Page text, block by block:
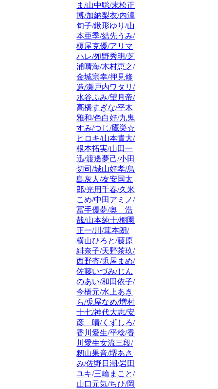
ま/山中聡/末松正
博/加納梨衣/内澤
旬子/鍬形ゆり/山
本亜季/結先うみ/
榎屋克優/アリマ
ハレ/夘野秀明/芝
浦晴海/木村恵之/
金城宗幸/押見修
造/瀬戸内ワタリ/
水谷ふみ/望月帝/
高橋すぎな/平木
雅和/色白好/九鬼
すみ/つじ/鷹巣☆
ヒロキ/山本貴大/
根本拓実/山田一
迅/渡邊夢己/小田
切司/城山好孝/鳥
島灰人/友安国太
郎/光用千春/久米
こめ/中田アミノ/
冨手優夢/奥 浩
哉/山本純士/棚園
正一/川/茸本朗/
横山ひろと/藤原
緋奈子/天野茶玖/
西野杏/兎屋まめ/
佐藤いづみ/じん
のあい/和田依子/
今橋元/水上あき
ら/兎屋なめ/増村
十七/神代大志/安
彦 晴/くずしろ/
香川愛生/平稔/香
川愛生女流三段/
籾山果音/堺あさ
み/佐野日潮/岩田
ユキ/三輪まこと/
山口元気/ちひ/岡